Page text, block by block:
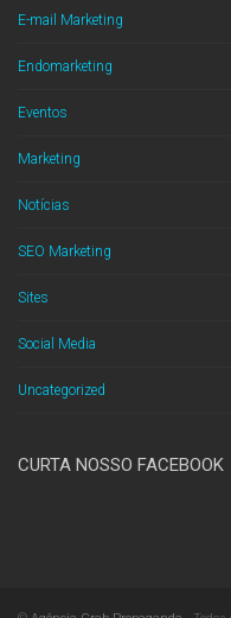
E-mail Marketing
Endomarketing
Eventos
Marketing
Notícias
SEO Marketing
Sites
Social Media
Uncategorized
CURTA NOSSO FACEBOOK